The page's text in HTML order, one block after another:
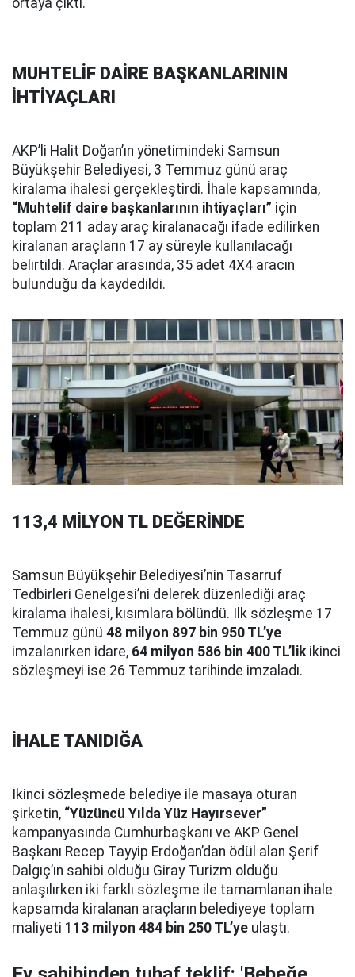
ortaya çıktı.
MUHTELİF DAİRE BAŞKANLARININ
İHTİYAÇLARI
AKP’li Halit Doğan’ın yönetimindeki Samsun
Büyükşehir Belediyesi, 3 Temmuz günü araç
kiralama ihalesi gerçekleştirdi. İhale kapsamında,
“Muhtelif daire başkanlarının ihtiyaçları” için
toplam 211 aday araç kiralanacağı ifade edilirken
kiralanan araçların 17 ay süreyle kullanılacağı
belirtildi. Araçlar arasında, 35 adet 4X4 aracın
bulunduğu da kaydedildi.
113,4 MİLYON TL DEĞERİNDE
Samsun Büyükşehir Belediyesi’nin Tasarruf
Tedbirleri Genelgesi’ni delerek düzenlediği araç
kiralama ihalesi, kısımlara bölündü. İlk sözleşme 17
Temmuz günü 48 milyon 897 bin 950 TL’ye
imzalanırken idare, 64 milyon 586 bin 400 TL’likikinci
sözleşmeyi ise 26 Temmuz tarihinde imzaladı.
İHALE TANIDIĞA
İkinci sözleşmede belediye ile masaya oturan
şirketin, “Yüzüncü Yılda Yüz Hayırsever”
kampanyasında Cumhurbaşkanı ve AKP Genel
Başkanı Recep Tayyip Erdoğan’dan ödül alan Şerif
Dalgıç’ın sahibi olduğu Giray Turizm olduğu
anlaşılırken iki farklı sözleşme ile tamamlanan ihale
kapsamda kiralanan araçların belediyeye toplam
maliyeti 1 13 milyon 484 bin 250 TL’ye ulaştı.